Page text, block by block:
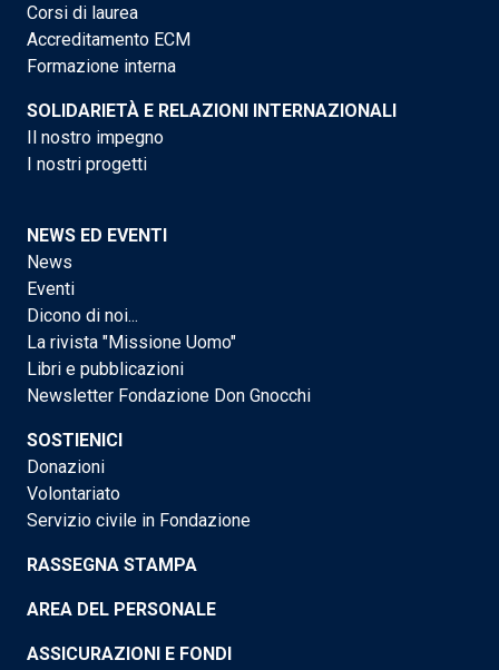
Corsi di laurea
Accreditamento ECM
Formazione interna
SOLIDARIETÀ E RELAZIONI INTERNAZIONALI
Il nostro impegno
I nostri progetti
NEWS ED EVENTI
News
Eventi
Dicono di noi...
La rivista "Missione Uomo"
Libri e pubblicazioni
Newsletter Fondazione Don Gnocchi
SOSTIENICI
Donazioni
Volontariato
Servizio civile in Fondazione
RASSEGNA STAMPA
AREA DEL PERSONALE
ASSICURAZIONI E FONDI